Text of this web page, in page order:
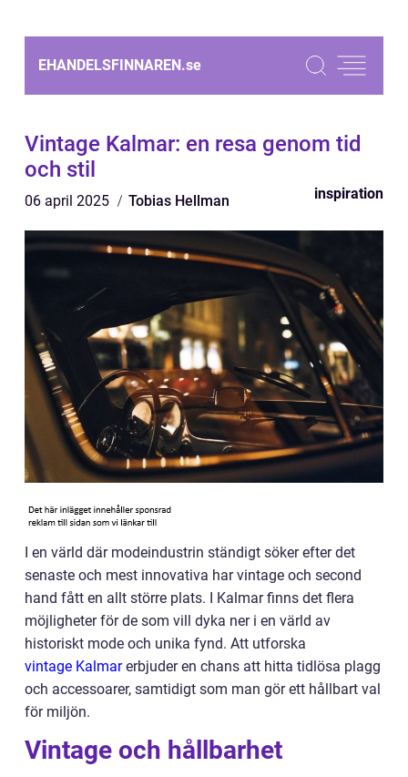
EHANDELSFINNAREN.se
Vintage Kalmar: en resa genom tid
och stil
06 april 2025 Tobias Hellman inspiration
I en värld där modeindustrin ständigt söker efter det
senaste och mest innovativa har vintage och second
hand fått en allt större plats. I Kalmar finns det flera
möjligheter för de som vill dyka ner i en värld av
historiskt mode och unika fynd. Att utforska
vintage Kalmarerbjuder en chans att hitta tidlösa plagg
och accessoarer, samtidigt som man gör ett hållbart val
för miljön.
Vintage och hållbarhet